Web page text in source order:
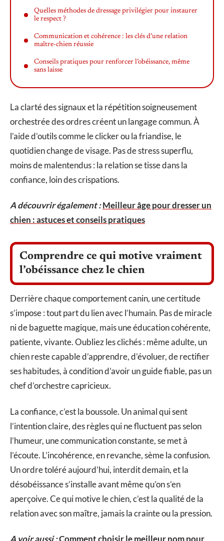
Quelles méthodes de dressage privilégier pour instaurer
le respect ?
Communication et cohérence : les clés d’une relation
maître-chien réussie
Conseils pratiques pour renforcer l’obéissance, même
sans laisse
La clarté des signaux et la répétition soigneusement
orchestrée des ordres créent un langage commun. À
l’aide d’outils comme le clicker ou la friandise, le
quotidien change de visage. Pas de stress superflu,
moins de malentendus : la relation se tisse dans la
confiance, loin des crispations.
A découvrir également :Meilleur âge pour dresser un
chien : astuces et conseils pratiques
Comprendre ce qui motive vraiment
l’obéissance chez le chien
Derrière chaque comportement canin, une certitude
s’impose : tout part du lien avec l’humain. Pas de miracle
ni de baguette magique, mais une éducation cohérente,
patiente, vivante. Oubliez les clichés : même adulte, un
chien reste capable d’apprendre, d’évoluer, de rectifier
ses habitudes, à condition d’avoir un guide fiable, pas un
chef d’orchestre capricieux.
La confiance, c’est la boussole. Un animal qui sent
l’intention claire, des règles qui ne fluctuent pas selon
l’humeur, une communication constante, se met à
l’écoute. L’incohérence, en revanche, sème la confusion.
Un ordre toléré aujourd’hui, interdit demain, et la
désobéissance s’installe avant même qu’on s’en
aperçoive. Ce qui motive le chien, c’est la qualité de la
relation avec son maître, jamais la crainte ou la pression.